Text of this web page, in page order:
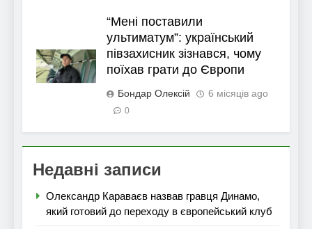
“Мені поставили
ультиматум”: український
півзахисник зізнався, чому
поїхав грати до Європи
Бондар Олексій 6 місяців ago
0
Недавні записи
Олександр Караваєв назвав гравця Динамо,
який готовий до переходу в європейський клуб